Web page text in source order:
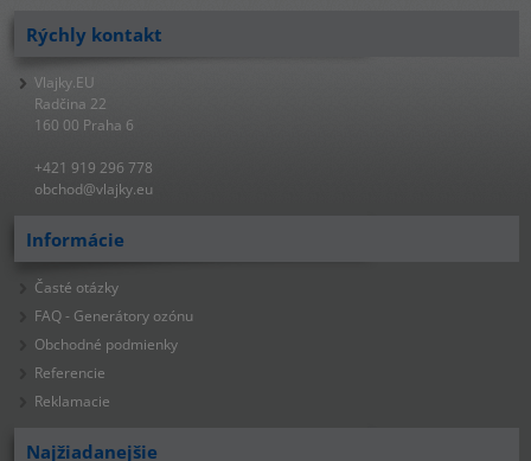
Rýchly kontakt
Vlajky.EU
Radčina 22
160 00 Praha 6
+421 919 296 778
obchod@vlajky.eu
Informácie
Časté otázky
FAQ - Generátory ozónu
Obchodné podmienky
Referencie
Reklamacie
Najžiadanejšie